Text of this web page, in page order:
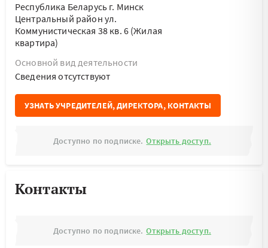
Республика Беларусь г. Минск
Центральный район ул.
Коммунистическая 38 кв. 6 (Жилая
квартира)
Основной вид деятельности
Cведения отсутствуют
УЗНАТЬ УЧРЕДИТЕЛЕЙ, ДИРЕКТОРА, КОНТАКТЫ
Доступно по подписке. Открыть доступ.
Контакты
Доступно по подписке. Открыть доступ.